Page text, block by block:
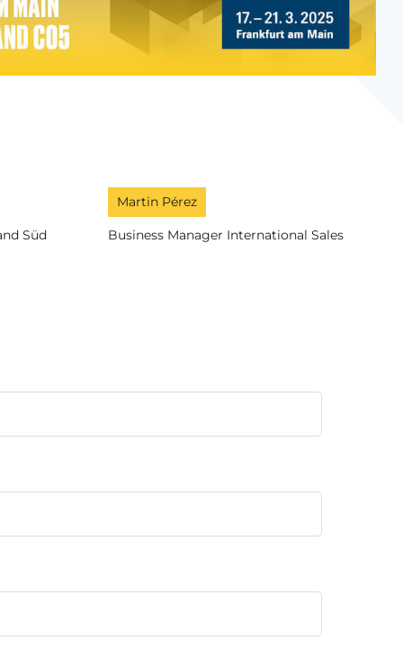
Süd
Martin Pérez
Business Manager International Sales